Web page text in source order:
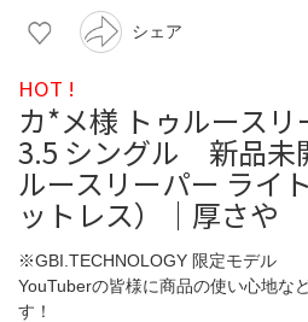
シェア
HOT !
カ*メ様 トゥルース
3.5 シングル 新品未
ルースリーパー ライ
ットレス）｜厚さや
※GBI.TECHNOLOGY 限定モデル
YouTuberの皆様に商品の使い心地な
す！